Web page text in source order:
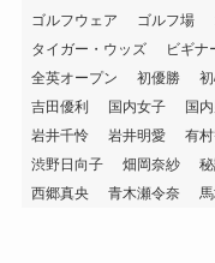
ゴルフウェア
ゴルフ場
タイガー・ウッズ
ビギナ
全英オープン
初優勝
吉田優利
国内女子 国
岩井千怜
岩井明愛 有
渋野日向子
畑岡奈紗
西郷真央
青木瀬令奈